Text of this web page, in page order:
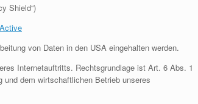
Shield“)
von Daten in den USA eingehalten werden.
Internetauftritts. Rechtsgrundlage ist Art. 6 Abs. 1
dem wirtschaftlichen Betrieb unseres